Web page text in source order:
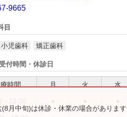
9665
目
小児歯科 矯正歯科
付時間・休診日
時間 月 火 水
(8月中旬)は休診・休業の場合がありま